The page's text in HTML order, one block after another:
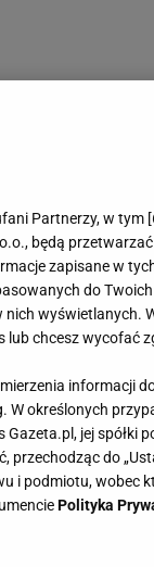
zdjęcie
Partnerzy, w tym [
będą
zapisane w
do
wyświetlanych.
lub chcesz wycofać
informacji
W określonych
jej spółki
przechodząc do
i podmiotu, wobec
Polityka